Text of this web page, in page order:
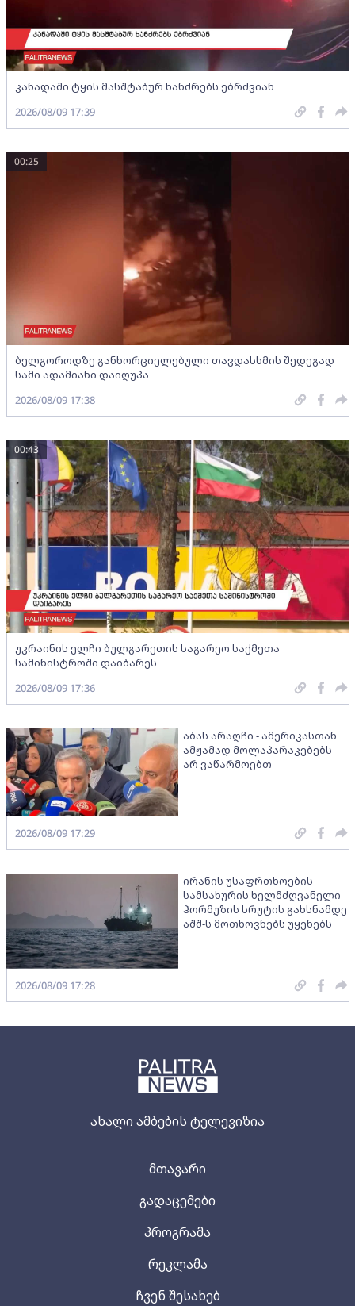
ახალი ამბების ტელევიზია
მთავარი
გადაცემები
პროგრამა
რეკლამა
ჩვენ შესახებ
კანადაში ტყის მასშტაბურ ხანძრებს ებრძვიან
2026/08/09 17:39
ბელგოროდზე განხორციელებული თავდასხმის შედეგად
სამი ადამიანი დაიღუპა
00:25
2026/08/09 17:38
უკრაინის ელჩი ბულგარეთის საგარეო საქმეთა
სამინისტროში დაიბარეს
00:43
2026/08/09 17:36
აბას არაღჩი - ამერიკასთან
ამჟამად მოლაპარაკებებს
არ ვაწარმოებთ
2026/08/09 17:29
ირანის უსაფრთხოების
სამსახურის ხელმძღვანელი
ჰორმუზის სრუტის გახსნამდე
აშშ-ს მოთხოვნებს უყენებს
2026/08/09 17:28